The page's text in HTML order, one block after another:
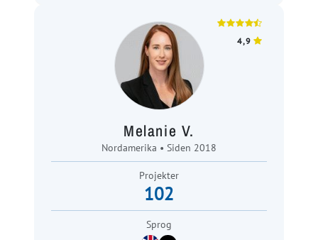
4,9
Melanie V.
Nordamerika • Siden 2018
Projekter
102
Sprog